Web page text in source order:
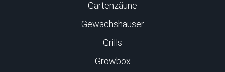
Gartenzäune
Gewächshäuser
Grills
Growbox